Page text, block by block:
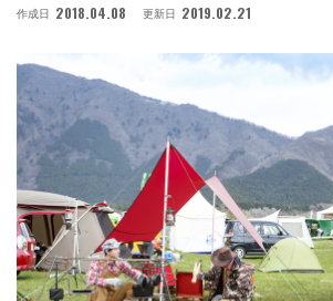
作成日 2018.04.08 更新日 2019.02.21